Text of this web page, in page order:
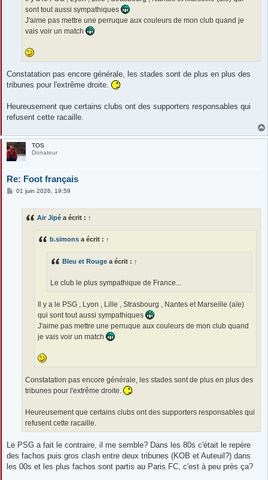
sont tout aussi sympathiques
J'aime pas mettre une perruque aux couleurs de mon club quand je
vais voir un match
Constatation pas encore générale, les stades sont de plus en plus des
tribunes pour l'extrême droite.
Heureusement que certains clubs ont des supporters responsables qui
refusent cette racaille.
TOS
Donateur
Re: Foot français
M01 juin 2026, 19:59
Air Jipé a écrit : ↑
b.simons a écrit : ↑
Bleu et Rouge a écrit : ↑
Le club le plus sympathique de France...
Il y a le PSG , Lyon , Lille , Strasbourg , Nantes et Marseille (aïe)
qui sont tout aussi sympathiques
J'aime pas mettre une perruque aux couleurs de mon club quand
je vais voir un match
Constatation pas encore générale, les stades sont de plus en plus des
tribunes pour l'extrême droite.
Heureusement que certains clubs ont des supporters responsables qui
refusent cette racaille.
Le PSG a fait le contraire, il me semble? Dans les 80s c'était le repère
des fachos puis gros clash entre deux tribunes (KOB et Auteuil?) dans
les 00s et les plus fachos sont partis au Paris FC, c'est à peu près ça?